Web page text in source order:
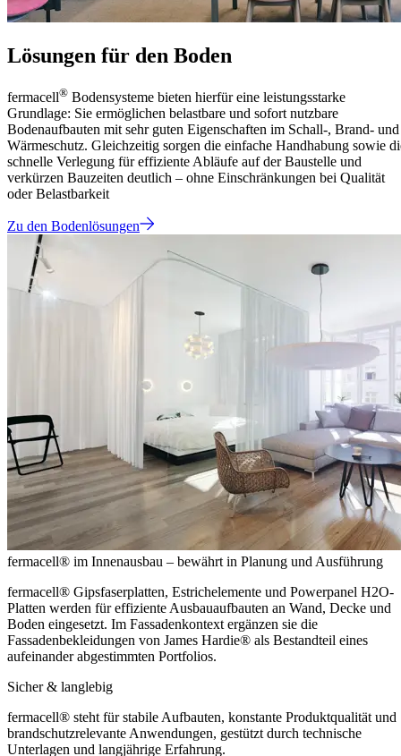
Lösungen für den Boden
fermacell® Bodensysteme bieten hierfür eine leistungsstarke
Grundlage: Sie ermöglichen belastbare und sofort nutzbare
Bodenaufbauten mit sehr guten Eigenschaften im Schall-, Brand- und
Wärmeschutz. Gleichzeitig sorgen die einfache Handhabung sowie
schnelle Verlegung für effiziente Abläufe auf der Baustelle und
verkürzen Bauzeiten deutlich – ohne Einschränkungen bei Qualität
oder Belastbarkeit
Zu den Bodenlösungen
fermacell® im Innenausbau – bewährt in Planung und Ausführung
fermacell® Gipsfaserplatten, Estrichelemente und Powerpanel H2O-
Platten werden für effiziente Ausbauaufbauten an Wand, Decke und
Boden eingesetzt. Im Fassadenkontext ergänzen sie die
Fassadenbekleidungen von James Hardie® als Bestandteil eines
aufeinander abgestimmten Portfolios.
Sicher & langlebig
fermacell® steht für stabile Aufbauten, konstante Produktqualität und
brandschutzrelevante Anwendungen, gestützt durch technische
Unterlagen und langjährige Erfahrung.